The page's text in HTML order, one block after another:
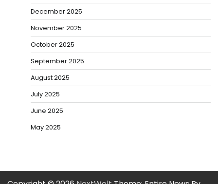
December 2025
November 2025
October 2025
September 2025
August 2025
July 2025
June 2025
May 2025